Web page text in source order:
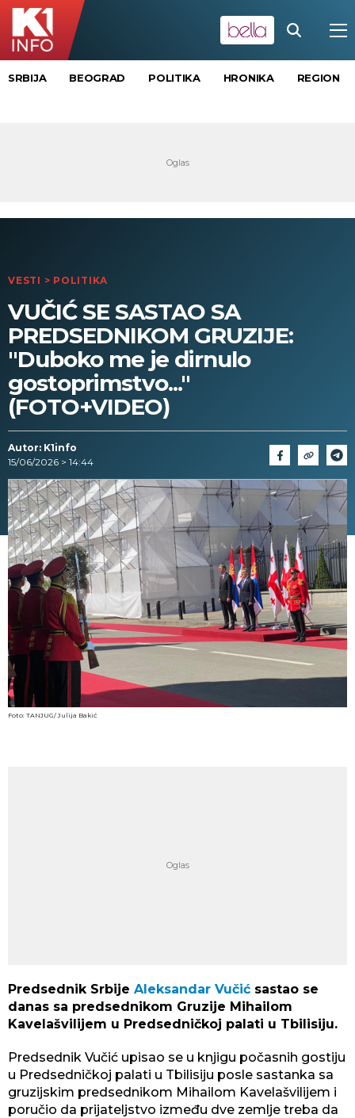
SRBIJA BEOGRAD POLITIKA HRONIKA REGION
VESTI > POLITIKA
VUČIĆ SE SASTAO SA
PREDSEDNIKOM GRUZIJE:
"Duboko me je dirnulo
gostoprimstvo..."
(FOTO+VIDEO)
Autor: K1info
15/06/2026 > 14:44
Foto: TANJUG/ Julija Bakić
Predsednik Srbije Aleksandar Vučić sastao se
danas sa predsednikom Gruzije Mihailom
Kavelašvilijem u Predsedničkoj palati u Tbilisiju.
Predsednik Vučić upisao se u knjigu počasnih gostiju
u Predsedničkoj palati u Tbilisiju posle sastanka sa
gruzijskim predsednikom Mihailom Kavelašvilijem i
poručio da prijateljstvo između dve zemlje treba da